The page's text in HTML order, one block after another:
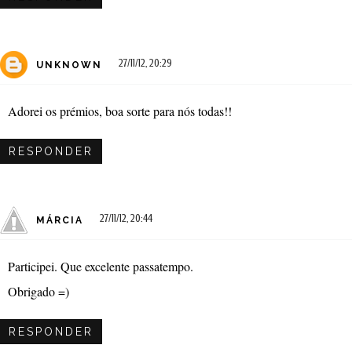
UNKNOWN 27/11/12, 20:29
Adorei os prémios, boa sorte para nós todas!!
RESPONDER
MÁRCIA 27/11/12, 20:44
Participei. Que excelente passatempo.
Obrigado =)
RESPONDER